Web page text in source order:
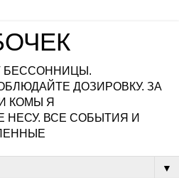
БЕССОННИЦЫ.
ДОЗИРОВКУ. ЗА
КОМЫ Я
НЕСУ. ВСЕ СОБЫТИЯ И
▼